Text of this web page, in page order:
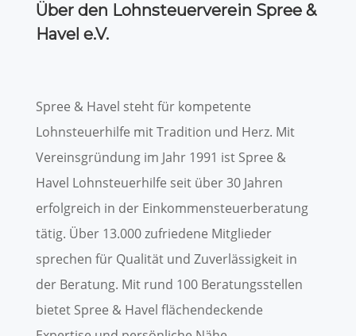
Über den Lohnsteuerverein Spree &
Havel e.V.
Spree & Havel steht für kompetente
Lohnsteuerhilfe mit Tradition und Herz. Mit
Vereinsgründung im Jahr 1991 ist Spree &
Havel Lohnsteuerhilfe seit über 30 Jahren
erfolgreich in der Einkommensteuerberatung
tätig. Über 13.000 zufriedene Mitglieder
sprechen für Qualität und Zuverlässigkeit in
der Beratung. Mit rund 100 Beratungsstellen
bietet Spree & Havel flächendeckende